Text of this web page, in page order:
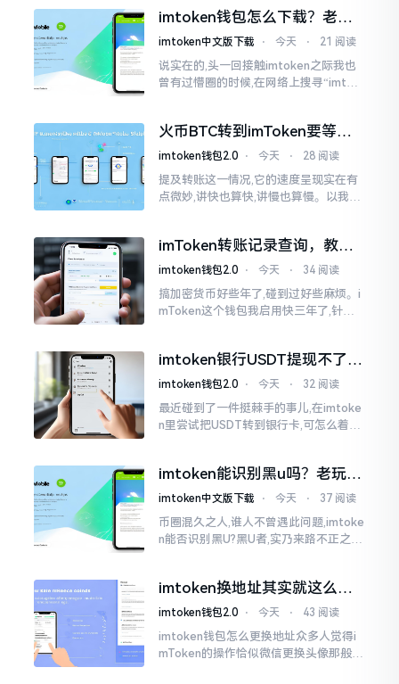
多快要十年的时间了。
imtoken钱包怎么下载？老用
户告诉你靠谱渠道
imtoken中文版下载 ⋅ 今天 ⋅ 21 阅读
说实在的,头一回接触imtoken之际我也
曾有过懵圈的时候,在网络上搜寻“imtok
火币BTC转到imToken要等多
久？过来人说说真实情况
imtoken钱包2.0 ⋅ 今天 ⋅ 28 阅读
提及转账这一情况,它的速度呈现实在有
点微妙,讲快也算快,讲慢也算慢。以我从
账。可是
imToken转账记录查询，教你
正确查看方法
imtoken钱包2.0 ⋅ 今天 ⋅ 34 阅读
搞加密货币好些年了,碰到过好些麻烦。i
mToken这个钱包我启用快三年了,针对
我也疑惑过一阵子
imtoken银行USDT提现不了？
这几个法子能帮你搞定
imtoken钱包2.0 ⋅ 今天 ⋅ 32 阅读
最近碰到了一件挺棘手的事儿,在imtoke
n里尝试把USDT转到银行卡,可怎么着都
么时长
imtoken能识别黑u吗？老玩家
告诉你真相
imtoken中文版下载 ⋅ 今天 ⋅ 37 阅读
币圈混久之人,谁人不曾遇此问题,imtoke
n能否识别黑U?黑U者,实乃来路不正之钱
imtoken换地址其实就这么回
事
imtoken钱包2.0 ⋅ 今天 ⋅ 43 阅读
imtoken钱包怎么更换地址众多人觉得i
mToken的操作恰似微信更换头像那般简